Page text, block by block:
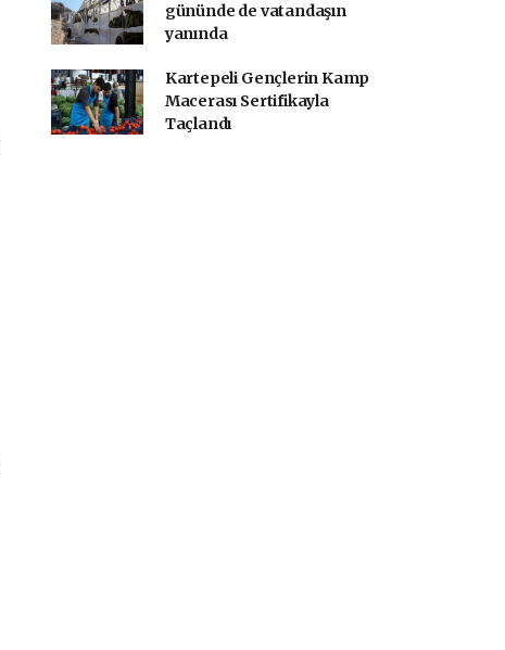
gününde de vatandaşın
yanında
Kartepeli Gençlerin Kamp
Macerası Sertifikayla
Taçlandı